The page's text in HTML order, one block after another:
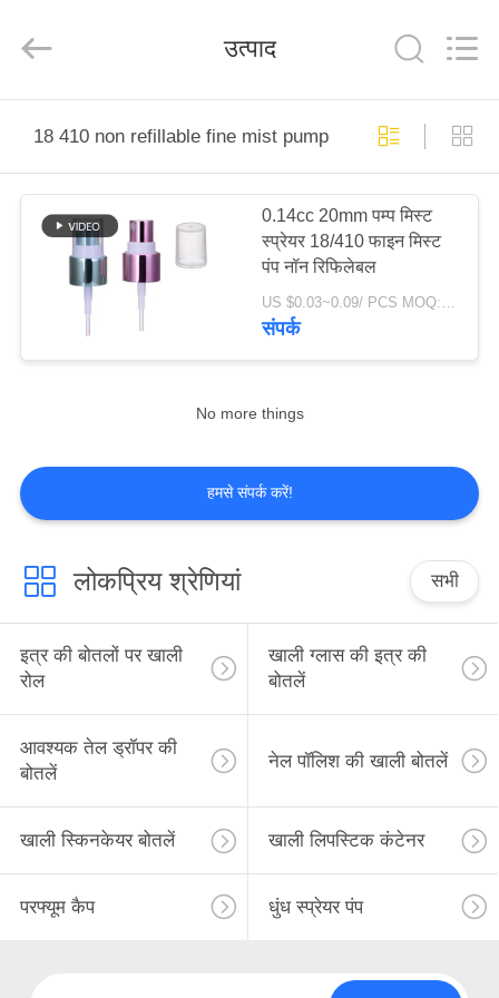
उत्पादों
वीडियो
शो
बारे
कारखाना
दौरा
गुणवत्ता
नियंत्रण
हमसे
संपर्क
करें
Rights
Reserved.
ECER
उत्पाद
18 410 non refillable fine mist pump
0.14cc 20mm पम्प मिस्ट
स्प्रेयर 18/410 फाइन मिस्ट
पंप नॉन रिफिलेबल
US $0.03~0.09/ PCS MOQ:10000 पीसी
संपर्क
No more things
हमसे संपर्क करें!
लोकप्रिय श्रेणियां सभी
इत्र की बोतलों पर खाली
रोल
खाली ग्लास की इत्र की
बोतलें
आवश्यक तेल ड्रॉपर की
बोतलें
नेल पॉलिश की खाली बोतलें
खाली स्किनकेयर बोतलें खाली लिपस्टिक कंटेनर
परफ्यूम कैप धुंध स्प्रेयर पंप